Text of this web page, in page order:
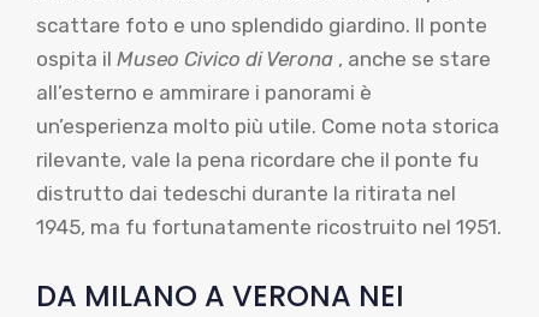
scattare foto e uno splendido giardino. Il ponte
ospita il Museo Civico di Verona , anche se stare
all’esterno e ammirare i panorami è
un’esperienza molto più utile. Come nota storica
rilevante, vale la pena ricordare che il ponte fu
distrutto dai tedeschi durante la ritirata nel
1945, ma fu fortunatamente ricostruito nel 1951.
DA MILANO A VERONA NEI